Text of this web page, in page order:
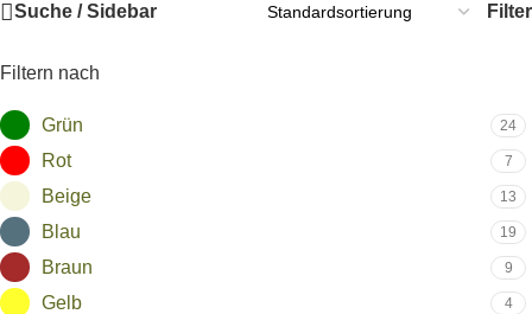
Suche / Sidebar Filter
Filtern nach
Grün 24
Rot 7
Beige 13
Blau 19
Braun 9
Gelb 4